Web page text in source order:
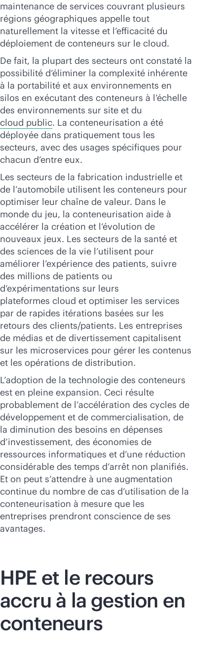
maintenance de services couvrant plusieurs
régions géographiques appelle tout
naturellement la vitesse et l’efficacité du
déploiement de conteneurs sur le cloud.
De fait, la plupart des secteurs ont constaté la
possibilité d’éliminer la complexité inhérente
à la portabilité et aux environnements en
silos en exécutant des conteneurs à l’échelle
des environnements sur site et du
cloud public. La conteneurisation a été
déployée dans pratiquement tous les
secteurs, avec des usages spécifiques pour
chacun d’entre eux.
Les secteurs de la fabrication industrielle et
de l’automobile utilisent les conteneurs pour
optimiser leur chaîne de valeur. Dans le
monde du jeu, la conteneurisation aide à
accélérer la création et l’évolution de
nouveaux jeux. Les secteurs de la santé et
des sciences de la vie l’utilisent pour
améliorer l’expérience des patients, suivre
des millions de patients ou
d’expérimentations sur leurs
plateformes cloud et optimiser les services
par de rapides itérations basées sur les
retours des clients/patients. Les entreprises
de médias et de divertissement capitalisent
sur les microservices pour gérer les contenus
et les opérations de distribution.
L’adoption de la technologie des conteneurs
est en pleine expansion. Ceci résulte
probablement de l’accélération des cycles de
développement et de commercialisation, de
la diminution des besoins en dépenses
d’investissement, des économies de
ressources informatiques et d’une réduction
considérable des temps d’arrêt non planifiés.
Et on peut s’attendre à une augmentation
continue du nombre de cas d’utilisation de la
conteneurisation à mesure que les
entreprises prendront conscience de ses
avantages.
HPE et le recours
accru à la gestion en
conteneurs